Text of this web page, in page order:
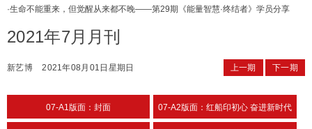
·生命不能重来，但觉醒从来都不晚——第29期《能量智慧·终结者》学员分享
2021年7月月刊
新艺博 2021年08月01日星期日 上一期 下一期
07-A1版面：封面 07-A2版面：红船印初心 奋进新时代